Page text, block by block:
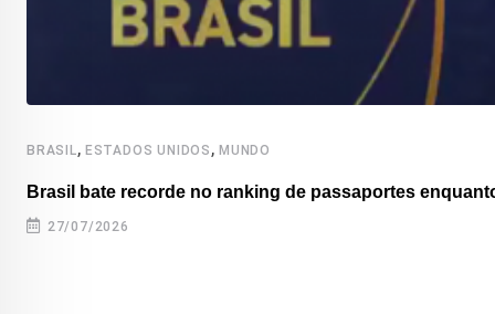
BRASIL, ESTADOS UNIDOS ,MUNDO
Brasil bate recorde no ranking de passaportes
27/07/2026